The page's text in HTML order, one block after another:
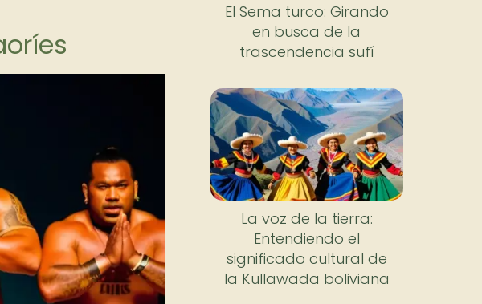
El Sema turco: Girando
en busca de la
trascendencia sufí
La voz de la tierra:
Entendiendo el
significado cultural de
la Kullawada boliviana